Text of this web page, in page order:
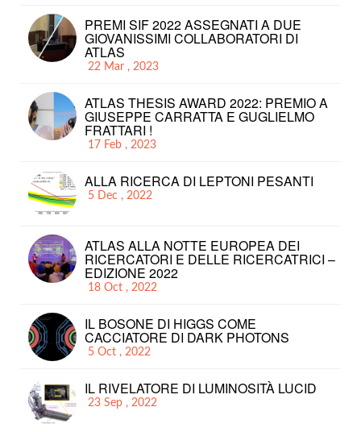
PREMI SIF 2022 ASSEGNATI A DUE
GIOVANISSIMI COLLABORATORI DI
ATLAS
22 Mar , 2023
ATLAS THESIS AWARD 2022: PREMIO A
GIUSEPPE CARRATTA E GUGLIELMO
FRATTARI !
17 Feb , 2023
ALLA RICERCA DI LEPTONI PESANTI
5 Dec , 2022
ATLAS ALLA NOTTE EUROPEA DEI
RICERCATORI E DELLE RICERCATRICI –
EDIZIONE 2022
18 Oct , 2022
IL BOSONE DI HIGGS COME
CACCIATORE DI DARK PHOTONS
5 Oct , 2022
IL RIVELATORE DI LUMINOSITÀ LUCID
23 Sep , 2022